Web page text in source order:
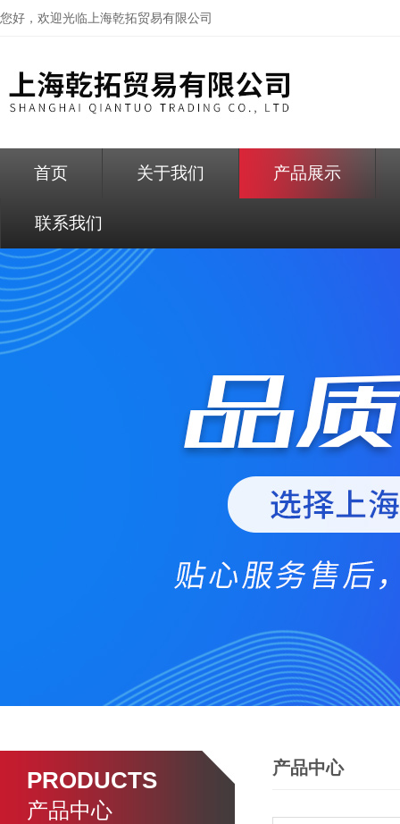
您好，欢迎光临上海乾拓贸易有限公司
首页 关于我们 产品展示
联系我们
PRODUCTS
产品中心
产品中心